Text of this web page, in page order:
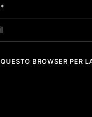
*
BROWSER PER